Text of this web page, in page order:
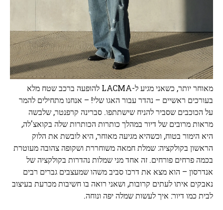
מאוחר יותר, כשאני מגיע ל-LACMA להופעה ברכב שטח מלא
בעורכים ראשיים – נהדר עבור האגו שלי! – אנחנו מתחילים להמר
על הכוכבים שסביר להניח שישתתפו. סברינה קרפנטר, שלבשה
מראות מרובים של דיור במהלך כותרות הכותרות שלה בקואצ'לה,
היא הימור בטוח, וכשהיא מגיעה מאוחר, היא לובשת את הלוק
הראשון בקולקציה: שמלת חמאה משוחררת ושקופה צהובה מעוטרת
בכמה פרחים פורחים. זה אחד מני שמלות נהדרות בקולקציה של
אנדרסון – הוא מצא את דרכו סביב משהו שמעצבים גברים רבים
נאבקים איתו לעתים קרובות, ושאני רואה בו חשיבות מכרעת בעיצוב
לבית כמו דיור: איך לעשות שמלה יפה ונוחה.